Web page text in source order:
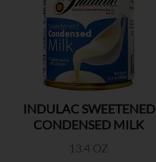
INDULAC SWEETENED
CONDENSED MILK
13.4 OZ